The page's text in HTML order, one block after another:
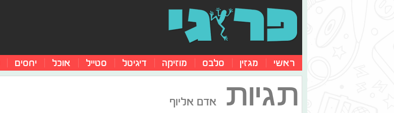
ראשי מגזין סלבס מוזיקה דיגיטל סטייל אוכל יחסים
תגיות אדם אליוף